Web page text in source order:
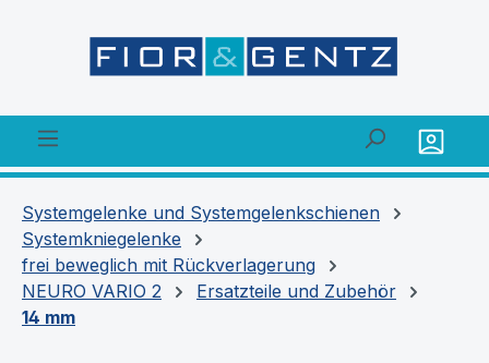
Systemgelenke und Systemgelenkschienen
Systemkniegelenke
frei beweglich mit Rückverlagerung
NEURO VARIO 2
Ersatzteile und Zubehör
14 mm